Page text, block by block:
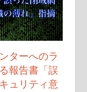
ターへのラ
報告書「誤
ュリティ意